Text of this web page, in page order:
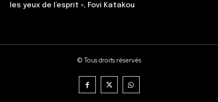
les yeux de l’esprit », Fovi Katakou
© Tous droits réservés